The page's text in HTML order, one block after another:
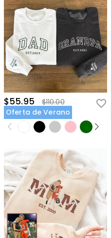
$55.95
$110.00
Oferta de Verano